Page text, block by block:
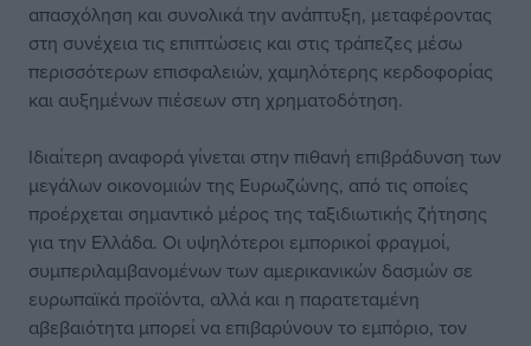
απασχόληση και συνολικά την ανάπτυξη, μεταφέροντας
στη συνέχεια τις επιπτώσεις και στις τράπεζες μέσω
περισσότερων επισφαλειών, χαμηλότερης κερδοφορίας
και αυξημένων πιέσεων στη χρηματοδότηση.
Ιδιαίτερη αναφορά γίνεται στην πιθανή επιβράδυνση των
μεγάλων οικονομιών της Ευρωζώνης, από τις οποίες
προέρχεται σημαντικό μέρος της ταξιδιωτικής ζήτησης
για την Ελλάδα. Οι υψηλότεροι εμπορικοί φραγμοί,
συμπεριλαμβανομένων των αμερικανικών δασμών σε
ευρωπαϊκά προϊόντα, αλλά και η παρατεταμένη
αβεβαιότητα μπορεί να επιβαρύνουν το εμπόριο, τον